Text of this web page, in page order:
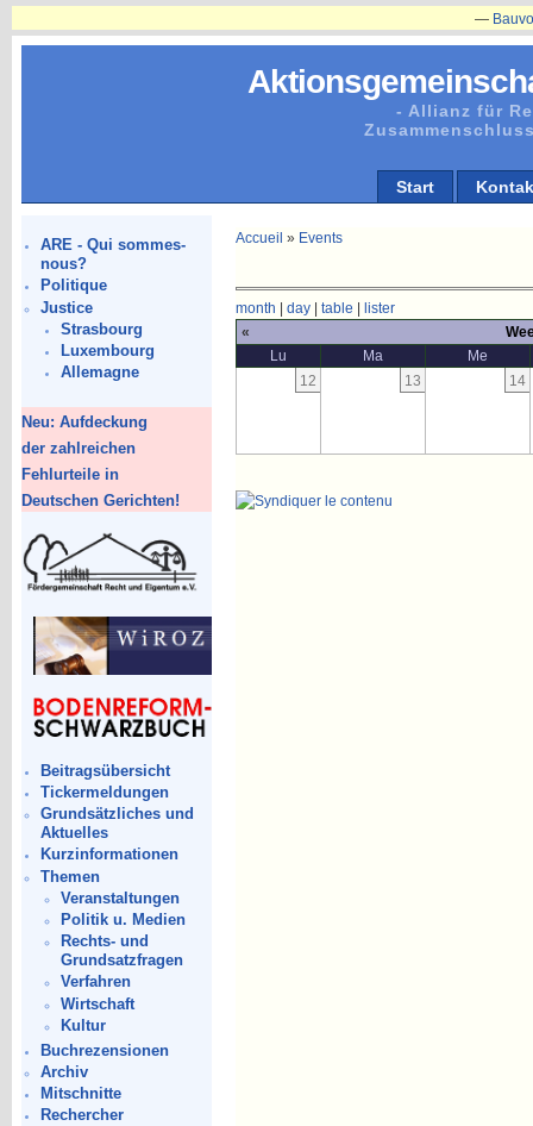
- Allianz für
Start
ARE - Qui sommes-
nous?
Politique
Justice
Strasbourg
Luxembourg
Allemagne
Neu: Aufdeckung
der zahlreichen
Fehlurteile in
Deutschen Gerichten!
Beitragsübersicht
Tickermeldungen
Grundsätzliches und
Aktuelles
Kurzinformationen
Themen
Veranstaltungen
Politik u. Medien
Rechts- und
Grundsatzfragen
Verfahren
Wirtschaft
Kultur
Buchrezensionen
Archiv
Mitschnitte
Rechercher
Accueil » Events
month day| table
lister
«
Lu
Ma
Me
12
13 14